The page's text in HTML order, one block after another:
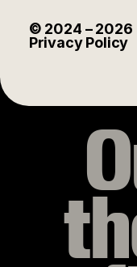
© 2024 – 2026
Privacy Policy